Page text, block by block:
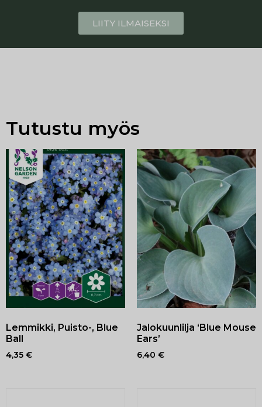
LIITY ILMAISEKSI
Tutustu myös
Lemmikki, Puisto-, Blue
Ball
4,35 €
Jalokuunlilja ‘Blue Mouse
Ears’
6,40 €